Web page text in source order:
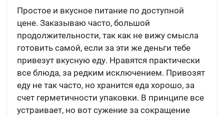
Простое и вкусное питание по доступной
цене. Заказываю часто, большой
продолжительности, так как не вижу смысла
готовить самой, если за эти же деньги тебе
привезут вкусную еду. Нравятся практически
все блюда, за редким исключением. Привозят
еду не так часто, но хранится еда хорошо, за
счет герметичности упаковки. В принципе все
устраивает, но вот сужение за сокращение